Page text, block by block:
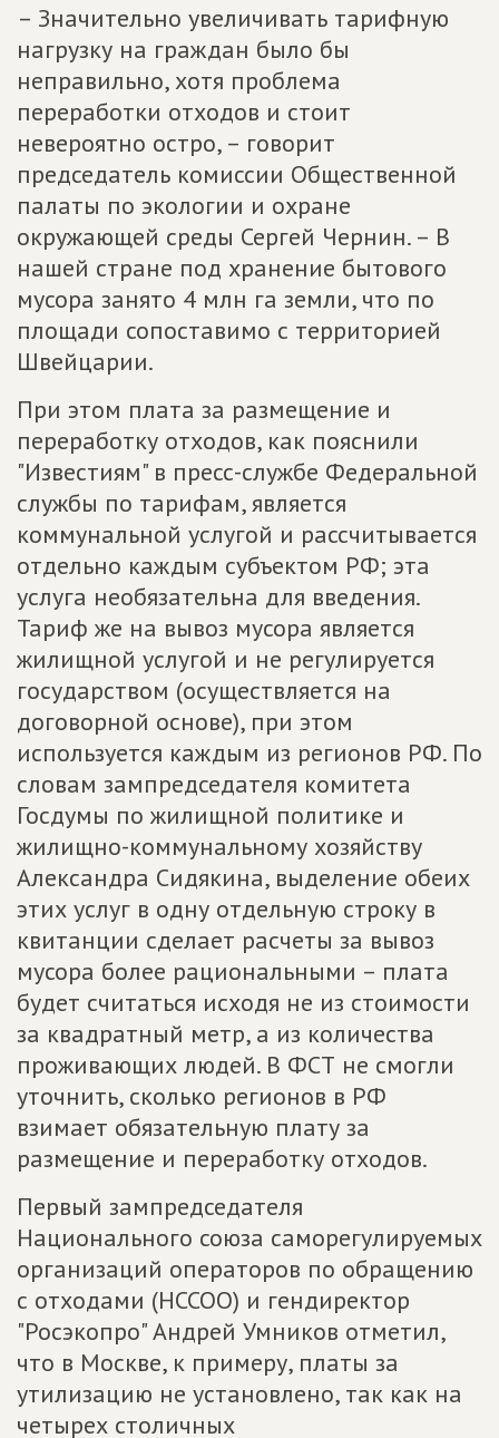
– Значительно увеличивать тарифную
нагрузку на граждан было бы
неправильно, хотя проблема
переработки отходов и стоит
невероятно остро, – говорит
председатель комиссии Общественной
палаты по экологии и охране
окружающей среды Сергей Чернин. – В
нашей стране под хранение бытового
мусора занято 4 млн га земли, что по
площади сопоставимо с территорией
Швейцарии.
При этом плата за размещение и
переработку отходов, как пояснили
"Известиям" в пресс-службе Федеральной
службы по тарифам, является
коммунальной услугой и рассчитывается
отдельно каждым субъектом РФ; эта
услуга необязательна для введения.
Тариф же на вывоз мусора является
жилищной услугой и не регулируется
государством (осуществляется на
договорной основе), при этом
используется каждым из регионов РФ. По
словам зампредседателя комитета
Госдумы по жилищной политике и
жилищно-коммунальному хозяйству
Александра Сидякина, выделение обеих
этих услуг в одну отдельную строку в
квитанции сделает расчеты за вывоз
мусора более рациональными – плата
будет считаться исходя не из стоимости
за квадратный метр, а из количества
проживающих людей. В ФСТ не смогли
уточнить, сколько регионов в РФ
взимает обязательную плату за
размещение и переработку отходов.
Первый зампредседателя
Национального союза саморегулируемых
организаций операторов по обращению
с отходами (НССОО) и гендиректор
"Росэкопро" Андрей Умников отметил,
что в Москве, к примеру, платы за
утилизацию не установлено, так как на
четырех столичных